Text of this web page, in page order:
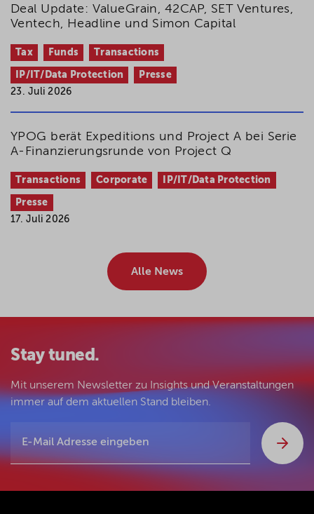
Deal Update: ValueGrain, 42CAP, SET Ventures,
Ventech, Headline und Simon Capital
Tax Funds Transactions
IP/IT/Data Protection
Presse
23. Juli 2026
YPOG berät Expeditions und Project A bei Serie
A-Finanzierungsrunde von Project Q
Transactions Corporate IP/IT/Data Protection
Presse
17. Juli 2026
Alle News
Stay tuned.
Mit unserem Newsletter zu Insights und Veranstaltungen
immer auf dem aktuellen Stand bleiben.